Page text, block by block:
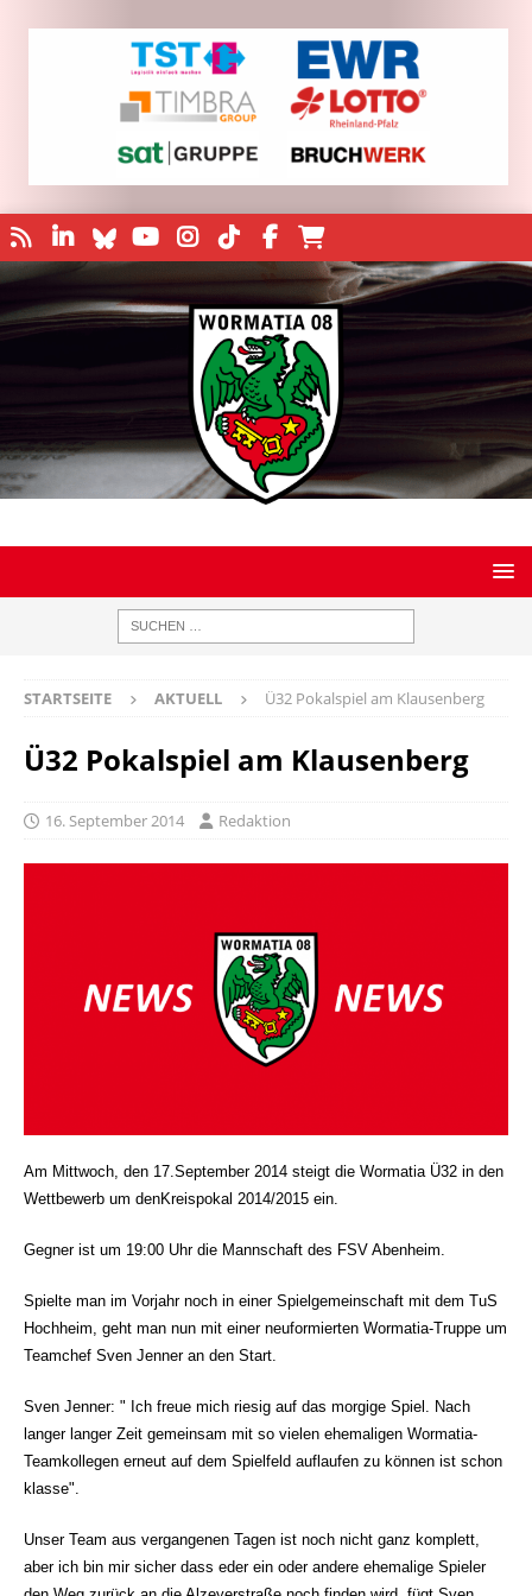
STARTSEITE AKTUELL Ü32 Pokalspiel am Klausenberg
Ü32 Pokalspiel am Klausenberg
16. September 2014 Redaktion
Am Mittwoch, den 17.September 2014 steigt die Wormatia Ü32 in den
Wettbewerb um denKreispokal 2014/2015 ein.
Gegner ist um 19:00 Uhr die Mannschaft des FSV Abenheim.
Spielte man im Vorjahr noch in einer Spielgemeinschaft mit dem TuS
Hochheim, geht man nun mit einer neuformierten Wormatia-Truppe um
Teamchef Sven Jenner an den Start.
Sven Jenner: " Ich freue mich riesig auf das morgige Spiel. Nach
langer langer Zeit gemeinsam mit so vielen ehemaligen Wormatia-
Teamkollegen erneut auf dem Spielfeld auflaufen zu können ist schon
klasse".
Unser Team aus vergangenen Tagen ist noch nicht ganz komplett,
aber ich bin mir sicher dass eder ein oder andere ehemalige Spieler